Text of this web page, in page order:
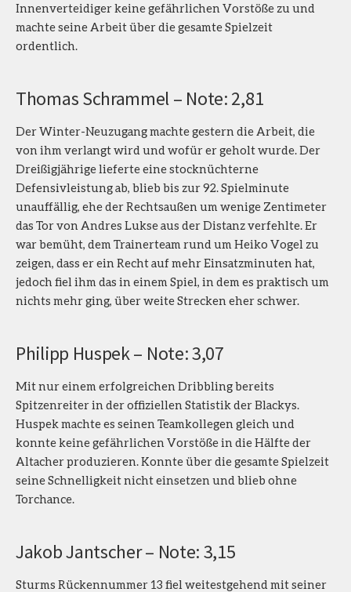
Innenverteidiger keine gefährlichen Vorstöße zu und
machte seine Arbeit über die gesamte Spielzeit
ordentlich.
Thomas Schrammel – Note: 2,81
Der Winter-Neuzugang machte gestern die Arbeit, die
von ihm verlangt wird und wofür er geholt wurde. Der
Dreißigjährige lieferte eine stocknüchterne
Defensivleistung ab, blieb bis zur 92. Spielminute
unauffällig, ehe der Rechtsaußen um wenige Zentimeter
das Tor von Andres Lukse aus der Distanz verfehlte. Er
war bemüht, dem Trainerteam rund um Heiko Vogel zu
zeigen, dass er ein Recht auf mehr Einsatzminuten hat,
jedoch fiel ihm das in einem Spiel, in dem es praktisch um
nichts mehr ging, über weite Strecken eher schwer.
Philipp Huspek – Note: 3,07
Mit nur einem erfolgreichen Dribbling bereits
Spitzenreiter in der offiziellen Statistik der Blackys.
Huspek machte es seinen Teamkollegen gleich und
konnte keine gefährlichen Vorstöße in die Hälfte der
Altacher produzieren. Konnte über die gesamte Spielzeit
seine Schnelligkeit nicht einsetzen und blieb ohne
Torchance.
Jakob Jantscher – Note: 3,15
Sturms Rückennummer 13 fiel weitestgehend mit seiner